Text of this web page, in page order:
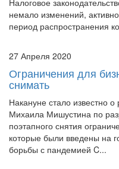
немало изменений,
период распространения
27 Апреля 2020
Ограничения для
снимать
Накануне стало известно
Михаила Мишустина по
поэтапного снятия
которые были введены на
борьбы с пандемией C...